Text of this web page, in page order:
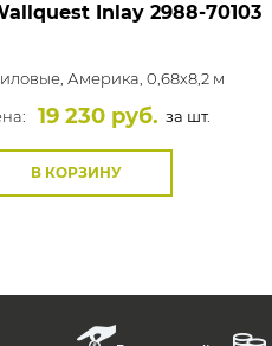
Inlay 2988-70103
Америка, 0,68x8,2 м
19 230 руб. за шт.
В КОРЗИНУ